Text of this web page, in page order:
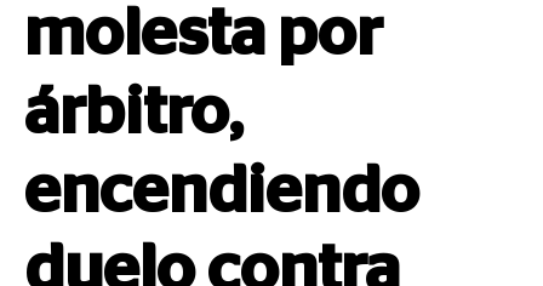
molesta por
árbitro,
encendiendo
duelo contra